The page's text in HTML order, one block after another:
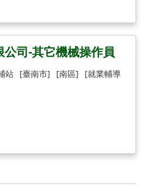
司-其它機械操作員
站 [臺南市] [南區]
[就業輔導